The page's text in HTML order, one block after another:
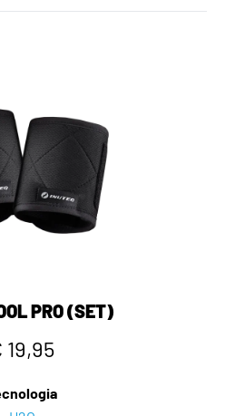
PRO (SET)
19,95